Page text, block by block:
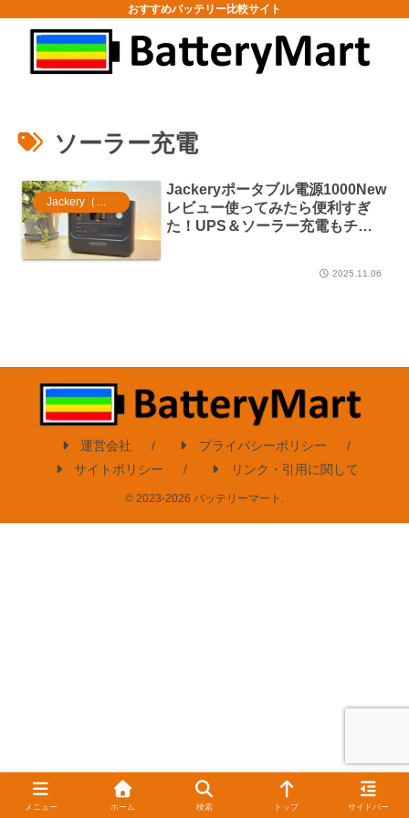
おすすめバッテリー比較サイト
ソーラー充電
Jackery（ジャクリ）
Jackeryポータブル電源1000New
レビュー使ってみたら便利すぎ
た！UPS＆ソーラー充電もチェ
2025.11.06
運営会社
プライバシーポリシー
サイトポリシー
リンク・引用に関して
© 2023-2026 バッテリーマート.
メニュー ホーム 検索 トップ サイドバー